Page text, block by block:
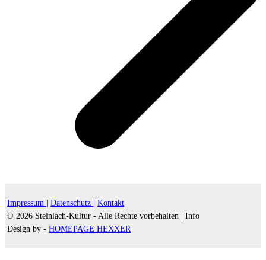
Impressum | Datenschutz |
Kontakt
© 2026 Steinlach-Kultur - Alle Rechte vorbehalten |
Info
Design by - HOMEPAGE HEXXER